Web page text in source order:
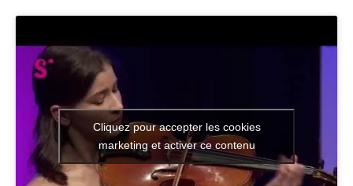
Cliquez pour accepter les cookies
marketing et activer ce contenu